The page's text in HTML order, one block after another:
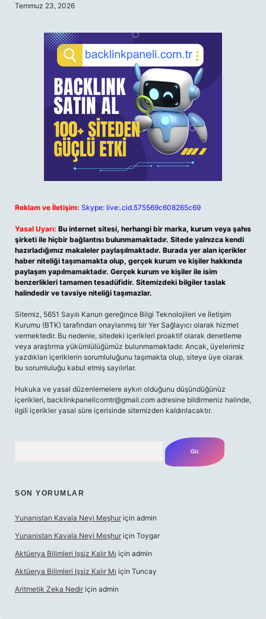
Temmuz 23, 2026
Reklam ve İletişim: Skype: live:.cid.575569c608265c69
Yasal Uyarı: Bu internet sitesi, herhangi bir marka, kurum veya şahıs
şirketi ile hiçbir bağlantısı bulunmamaktadır. Sitede yalnızca kendi
hazırladığımız makaleler paylaşılmaktadır. Burada yer alan içerikler
haber niteliği taşımamakta olup, gerçek kurum ve kişiler hakkında
paylaşım yapılmamaktadır. Gerçek kurum ve kişiler ile isim
benzerlikleri tamamen tesadüfidir. Sitemizdeki bilgiler taslak
halindedir ve tavsiye niteliği taşımazlar.
Sitemiz, 5651 Sayılı Kanun gereğince Bilgi Teknolojileri ve İletişim
Kurumu (BTK) tarafından onaylanmış bir Yer Sağlayıcı olarak hizmet
vermektedir. Bu nedenle, sitedeki içerikleri proaktif olarak denetleme
veya araştırma yükümlülüğümüz bulunmamaktadır. Ancak, üyelerimiz
yazdıkları içeriklerin sorumluluğunu taşımakta olup, siteye üye olarak
bu sorumluluğu kabul etmiş sayılırlar.
Hukuka ve yasal düzenlemelere aykırı olduğunu düşündüğünüz
içerikleri, backlinkpanelicomtr@gmail.com adresine bildirmeniz halinde,
ilgili içerikler yasal süre içerisinde sitemizden kaldırılacaktır.
SON YORUMLAR
Yunanistan Kavala Neyi Meşhur için admin
Yunanistan Kavala Neyi Meşhur için Toygar
Aktüerya Bilimleri Işsiz Kalır Mı için admin
Aktüerya Bilimleri Işsiz Kalır Mı için Tuncay
Aritmetik Zeka Nedir için admin